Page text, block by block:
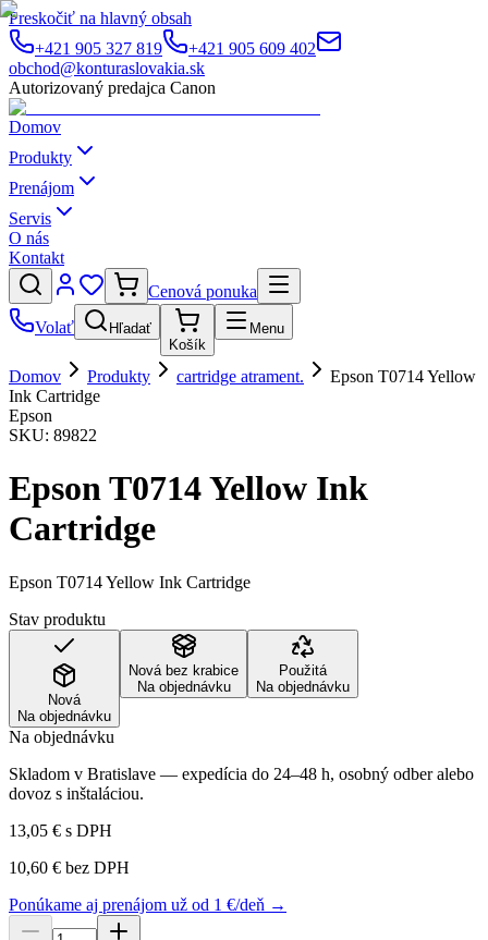
Preskočiť na hlavný obsah
+421 905 327 819
+421 905 609 402
obchod@konturaslovakia.sk
Autorizovaný predajca Canon
Domov
Produkty
Prenájom
Servis
O nás
Kontakt
Cenová ponuka
Volať
Hľadať
Košík
Menu
Domov Produkty cartridge atrament.
Epson T0714 Yellow
Ink Cartridge
Epson
SKU: 89822
Epson T0714 Yellow Ink
Cartridge
Epson T0714 Yellow Ink Cartridge
Stav produktu
Nová
Na objednávku
Nová bez krabice
Na objednávku
Použitá
Na objednávku
Na objednávku
Skladom v Bratislave — expedícia do 24–48 h, osobný odber alebo
dovoz s inštaláciou.
13,05 € s DPH
10,60 € bez DPH
Ponúkame aj prenájom už od 1 €/deň →